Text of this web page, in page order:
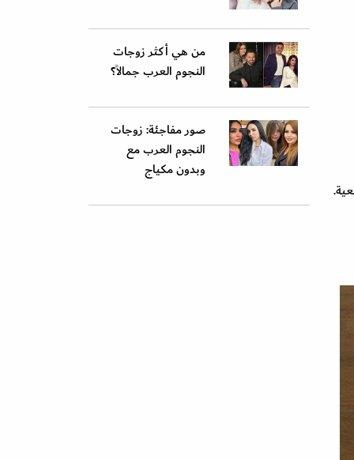
من هي أكثر زوجات
النجوم العرب جمالاً؟
صور مفاجئة: زوجات
النجوم العرب مع
وبدون مكياج